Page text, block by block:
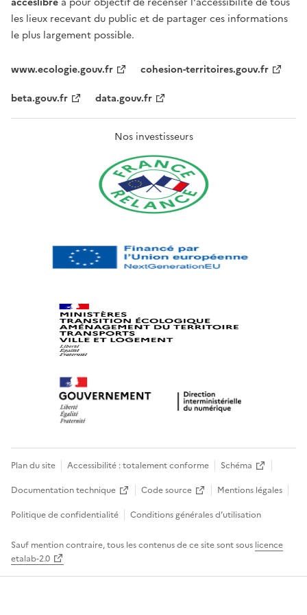
les lieux recevant du public et de partager ces informations
le plus largement possible.
www.ecologie.gouv.fr
cohesion-territoires.gouv.fr
beta.gouv.fr
data.gouv.fr
Nos investisseurs
Plan du site Accessibilité : totalement conforme
Schéma
Documentation technique
Code source
Mentions légales
Politique de confidentialité
Conditions générales d’utilisation
Sauf mention contraire, tous les contenus de ce site sont sous licence
etalab-2.0